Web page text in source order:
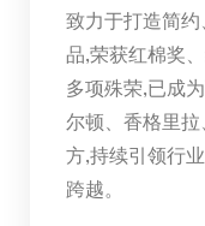
致力于打造简
品,荣获红棉奖
多项殊荣,已成
尔顿、香格里
方,持续引领行
跨越。